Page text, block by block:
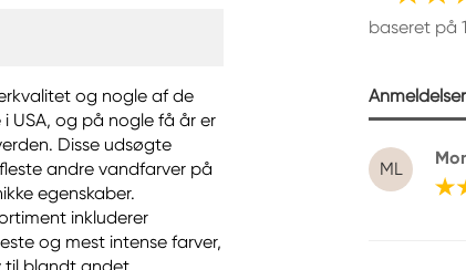
og nogle af de
USA, og på nogle få år er
Disse udsøgte
andre vandfarver på
egenskaber.
inkluderer
og mest intense farver,
baseret på
Anmeldelser
ML